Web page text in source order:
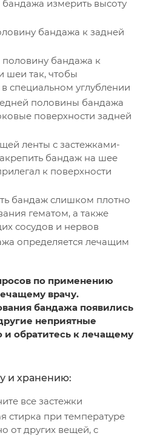
измерить высоту
бандажа к задней
бандажа к
шеи так, чтобы
специальном углублении
половины бандажа
поверхности задней
ленты с застежками-
бандаж на шее
к поверхности
бандаж слишком плотно
гематом, а также
сосудов и нервов
определяется лечащим
по применению
врачу.
бандажа появились
неприятные
обратитесь к лечащему
и хранению:
все застежки
стирка при температуре
от других вещей, с